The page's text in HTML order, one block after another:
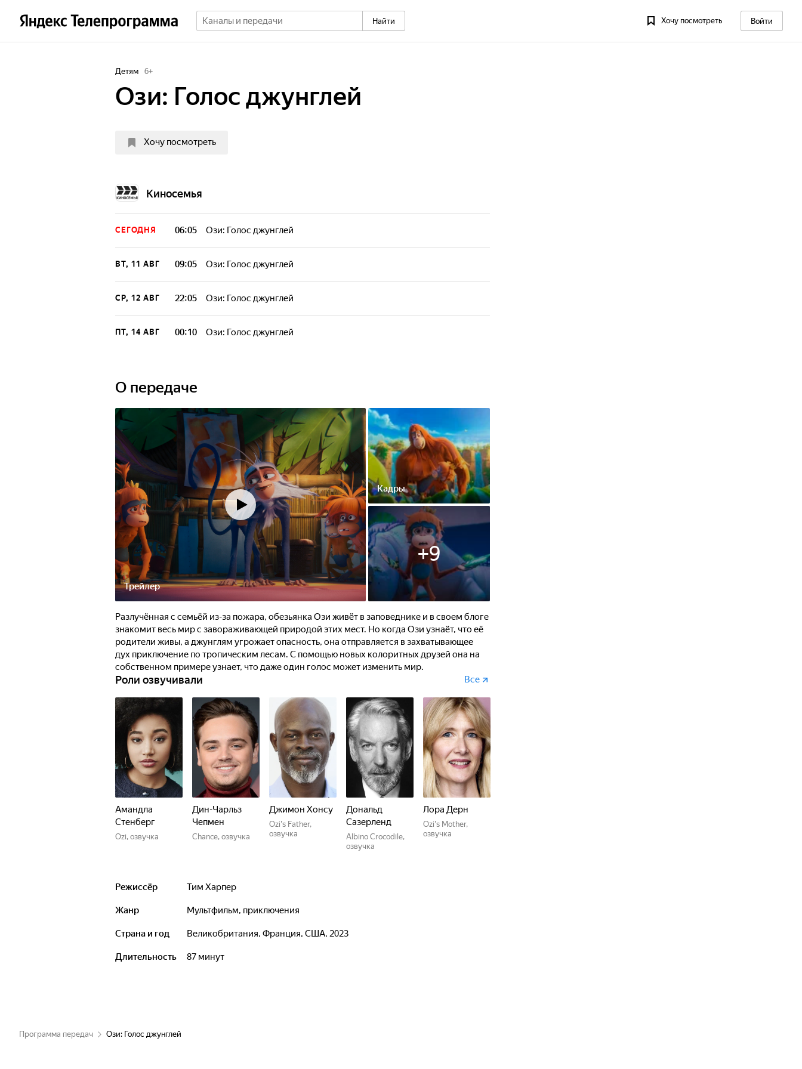
Найти Хочу посмотреть Войти
Детям 6+
Ози: Голос джунглей
Хочу посмотреть
Киносемья
СЕГОДНЯ 06:05 Ози: Голос джунглей
ВТ, 11 АВГ 09:05 Ози: Голос джунглей
СР, 12 АВГ 22:05 Ози: Голос джунглей
ПТ, 14 АВГ 00:10 Ози: Голос джунглей
О передаче
Трейлер
Кадры
+9
Разлучённая с семьёй из-за пожара, обезьянка Ози живёт в заповеднике и в своем блоге
знакомит весь мир с завораживающей природой этих мест. Но когда Ози узнаёт, что её
родители живы, а джунглям угрожает опасность, она отправляется в захватывающее
дух приключение по тропическим лесам. С помощью новых колоритных друзей она на
собственном примере узнает, что даже один голос может изменить мир.
Роли озвучивали Все
Амандла
Стенберг
Ozi, озвучка
Дин-Чарльз
Чепмен
Chance, озвучка
Джимон Хонсу
Ozi's Father,
озвучка
Дональд
Сазерленд
Albino Crocodile,
озвучка
Лора Дерн
Ozi's Mother,
озвучка
Режиссёр Тим Харпер
Жанр мультфильм, приключения
Страна и год Великобритания, Франция, США, 2023
Длительность 87 минут
Программа передач Ози: Голос джунглей